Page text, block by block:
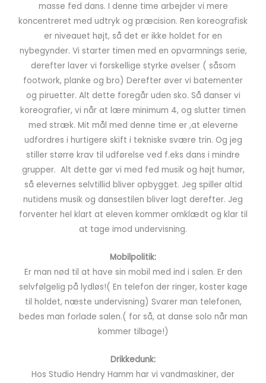
masse fed dans. I denne time arbejder vi mere
koncentreret med udtryk og præcision. Ren koreografisk
er niveauet højt, så det er ikke holdet for en
nybegynder. Vi starter timen med en opvarmnings serie,
derefter laver vi forskellige styrke øvelser ( såsom
footwork, planke og bro) Derefter øver vi batementer
og piruetter. Alt dette foregår uden sko. Så danser vi
koreografier, vi når at lære minimum 4, og slutter timen
med stræk. Mit mål med denne time er ,at eleverne
udfordres i hurtigere skift i tekniske svære trin. Og jeg
stiller større krav til udførelse ved f.eks dans i mindre
grupper. Alt dette gør vi med fed musik og højt humør,
så elevernes selvtillid bliver opbygget. Jeg spiller altid
nutidens musik og dansestilen bliver lagt derefter. Jeg
forventer hel klart at eleven kommer omklædt og klar til
at tage imod undervisning.
Mobilpolitik:
Er man nød til at have sin mobil med ind i salen. Er den
selvfølgelig på lydløs!( En telefon der ringer, koster kage
til holdet, næste undervisning) Svarer man telefonen,
bedes man forlade salen.( for så, at danse solo når man
kommer tilbage!)
Drikkedunk:
Hos Studio Hendry Hamm har vi vandmaskiner, der